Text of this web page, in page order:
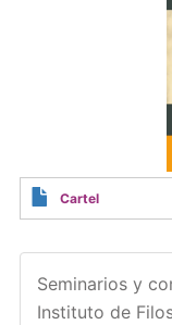
Cartel
Seminarios y
Instituto de